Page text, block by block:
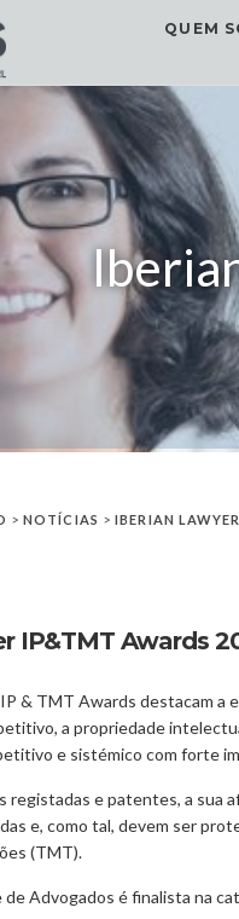
QUEM
>NOTÍCIAS >IBERIAN
IP&TMT Awards
& TMT Awards destacam a
a propriedade
e sistémico com forte
registadas e patentes, a
e, como tal, devem ser
(TMT).
de Advogados é finalista na